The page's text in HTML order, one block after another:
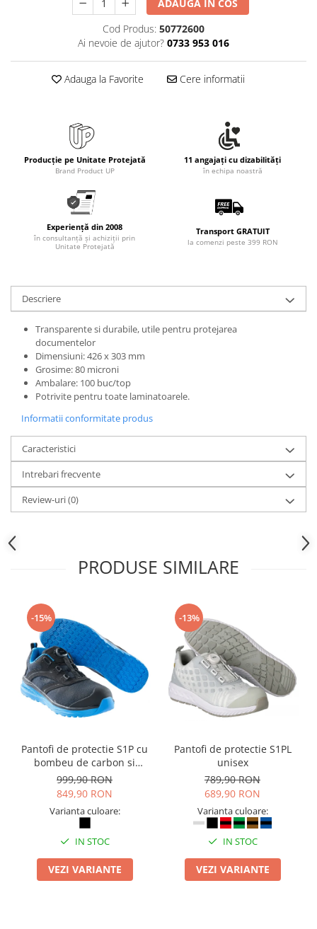
ADAUGA IN COS
Cod Produs: 50772600
Ai nevoie de ajutor? 0733 953 016
Adauga la Favorite Cere informatii
Producție pe Unitate Protejată
Brand Product UP
11 angajați cu dizabilități
în echipa noastră
Experiență din 2008
în consultanță și achiziții prin
Unitate Protejată
Transport GRATUIT
la comenzi peste 399 RON
Descriere
Transparente si durabile, utile pentru protejarea
documentelor
Dimensiuni: 426 x 303 mm
Grosime: 80 microni
Ambalare: 100 buc/top
Potrivite pentru toate laminatoarele.
Informatii conformitate produs
Caracteristici
Intrebari frecvente
Review-uri(0)
PRODUSE SIMILARE
-15%
Pantofi de protectie S1P cu
bombeu de carbon si
inchidere BOAÂ® Fit
999,90 RON
849,90 RON
Varianta culoare:
IN STOC
VEZI VARIANTE
-13%
Pantofi de protectie S1PL
unisex
789,90 RON
689,90 RON
Varianta culoare:
IN STOC
VEZI VARIANTE